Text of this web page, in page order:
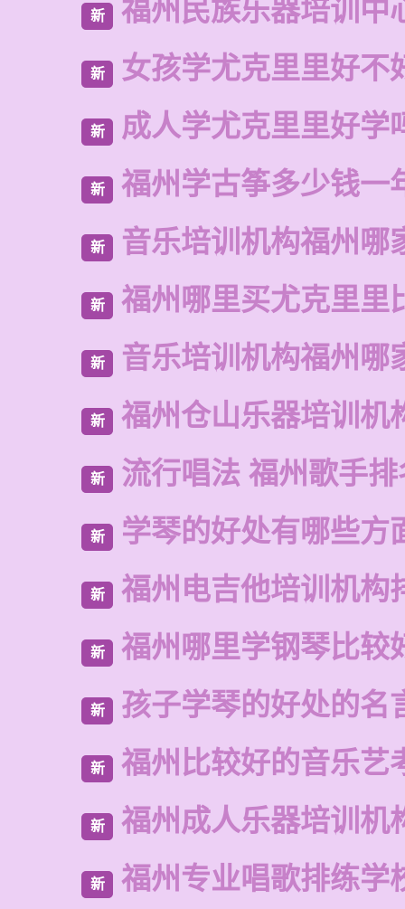
新 福州民族乐器培训中
新 女孩学尤克里里好不
新 成人学尤克里里好学
新 福州学古筝多少钱一
新 音乐培训机构福州哪
新 福州哪里买尤克里里
新 音乐培训机构福州哪
新 福州仓山乐器培训机
新 流行唱法 福州歌手排
新 学琴的好处有哪些方
新 福州电吉他培训机构
新 福州哪里学钢琴比较
新 孩子学琴的好处的名
新 福州比较好的音乐艺
新 福州成人乐器培训机
新 福州专业唱歌排练学